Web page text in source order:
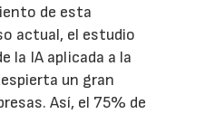
de esta
actual, el estudio
la IA aplicada a la
un gran
Así, el 75% de